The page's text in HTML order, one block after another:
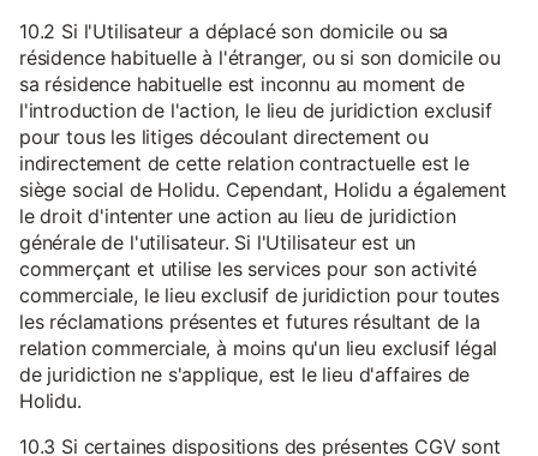
10.2 Si l'Utilisateur a déplacé son domicile ou sa
résidence habituelle à l'étranger, ou si son domicile ou
sa résidence habituelle est inconnu au moment de
l'introduction de l'action, le lieu de juridiction exclusif
pour tous les litiges découlant directement ou
indirectement de cette relation contractuelle est le
siège social de Holidu. Cependant, Holidu a également
le droit d'intenter une action au lieu de juridiction
générale de l'utilisateur. Si l'Utilisateur est un
commerçant et utilise les services pour son activité
commerciale, le lieu exclusif de juridiction pour toutes
les réclamations présentes et futures résultant de la
relation commerciale, à moins qu'un lieu exclusif légal
de juridiction ne s'applique, est le lieu d'affaires de
Holidu.
10.3 Si certaines dispositions des présentes CGV sont